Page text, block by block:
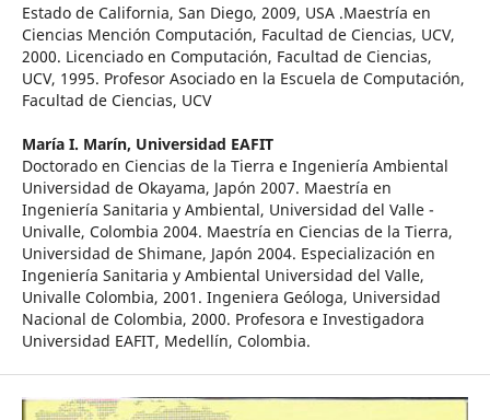
Estado de California, San Diego, 2009, USA .Maestría en
Ciencias Mención Computación, Facultad de Ciencias, UCV,
2000. Licenciado en Computación, Facultad de Ciencias,
UCV, 1995. Profesor Asociado en la Escuela de Computación,
Facultad de Ciencias, UCV
María I. Marín, Universidad EAFIT
Doctorado en Ciencias de la Tierra e Ingeniería Ambiental
Universidad de Okayama, Japón 2007. Maestría en
Ingeniería Sanitaria y Ambiental, Universidad del Valle -
Univalle, Colombia 2004. Maestría en Ciencias de la Tierra,
Universidad de Shimane, Japón 2004. Especialización en
Ingeniería Sanitaria y Ambiental Universidad del Valle,
Univalle Colombia, 2001. Ingeniera Geóloga, Universidad
Nacional de Colombia, 2000. Profesora e Investigadora
Universidad EAFIT, Medellín, Colombia.